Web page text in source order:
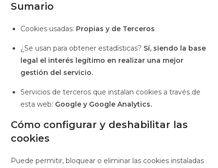
Sumario
Cookies usadas: Propias y de Terceros
¿Se usan para obtener estadísticas? Sí, siendo la base
legal el interés legítimo en realizar una mejor
gestión del servicio.
Servicios de terceros que instalan cookies a través de
esta web: Google y Google Analytics.
Cómo configurar y deshabilitar las
cookies
Puede permitir, bloquear o eliminar las cookies instaladas